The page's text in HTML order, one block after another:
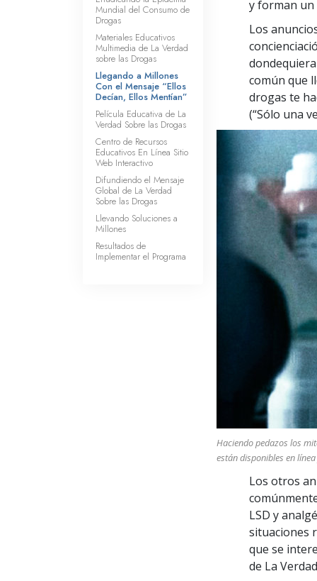
y forman un
Los
común que
drogas te
(“Sólo una
Haciendo pedazos los
están disponibles en
Los otros
LSD y
situaciones
que se
de La
Mundial del Consumo de
Drogas
Materiales Educativos
Multimedia de La Verdad
sobre las Drogas
Llegando a Millones
Con el Mensaje “Ellos
Decían, Ellos Mentían”
Película Educativa de La
Verdad Sobre las Drogas
Centro de Recursos
Educativos En Línea Sitio
Web Interactivo
Difundiendo el Mensaje
Global de La Verdad
Sobre las Drogas
Llevando Soluciones a
Millones
Resultados de
Implementar el Programa